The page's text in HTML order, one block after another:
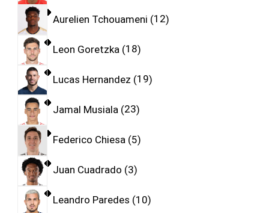
Aurelien Tchouameni 12
Leon Goretzka 18
Lucas Hernandez 19
Jamal Musiala 23
Federico Chiesa 5
Juan Cuadrado 3
Leandro Paredes 10